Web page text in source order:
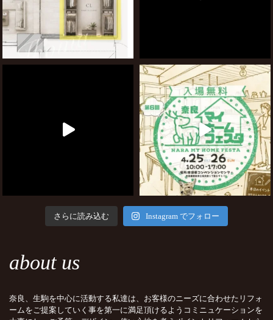
さらに読み込む Instagram でフォロー
about us
奈良、生駒を中心に活動する私達は、お客様のニーズに合わせたリフォ
ームをご提案していく事を第一に満足頂けるようコミニュケーションを